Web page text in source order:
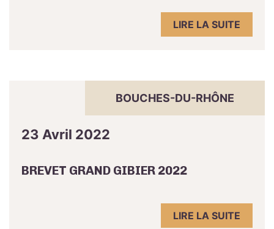
LIRE LA SUITE
BOUCHES-DU-RHÔNE
23 Avril 2022
BREVET GRAND GIBIER 2022
LIRE LA SUITE